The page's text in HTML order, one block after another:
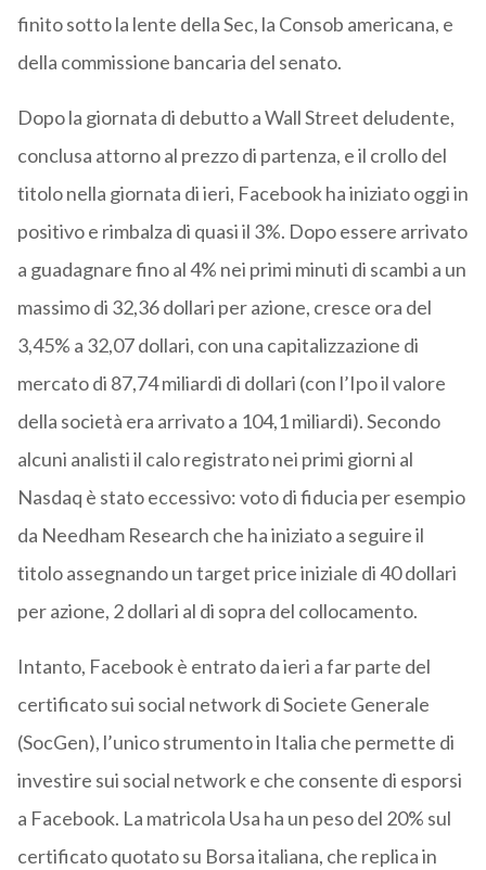
finito sotto la lente della Sec, la Consob americana, e
della commissione bancaria del senato.
Dopo la giornata di debutto a Wall Street deludente,
conclusa attorno al prezzo di partenza, e il crollo del
titolo nella giornata di ieri, Facebook ha iniziato oggi in
positivo e rimbalza di quasi il 3%. Dopo essere arrivato
a guadagnare fino al 4% nei primi minuti di scambi a un
massimo di 32,36 dollari per azione, cresce ora del
3,45% a 32,07 dollari, con una capitalizzazione di
mercato di 87,74 miliardi di dollari (con l’Ipo il valore
della società era arrivato a 104,1 miliardi). Secondo
alcuni analisti il calo registrato nei primi giorni al
Nasdaq è stato eccessivo: voto di fiducia per esempio
da Needham Research che ha iniziato a seguire il
titolo assegnando un target price iniziale di 40 dollari
per azione, 2 dollari al di sopra del collocamento.
Intanto, Facebook è entrato da ieri a far parte del
certificato sui social network di Societe Generale
(SocGen), l’unico strumento in Italia che permette di
investire sui social network e che consente di esporsi
a Facebook. La matricola Usa ha un peso del 20% sul
certificato quotato su Borsa italiana, che replica in